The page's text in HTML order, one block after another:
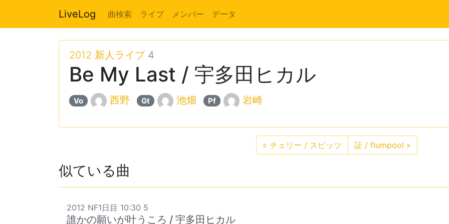
LiveLog 曲検索 ライブ メンバー データ
2012 新人ライブ4
Be My Last / 宇多田ヒカル
Vo 西野 Gt 池畑 Pf 岩崎
« チェリー / スピッツ 証 / flumpool »
似ている曲
2012 NF1日目 10:30 5
誰かの願いが叶うころ / 宇多田ヒカル